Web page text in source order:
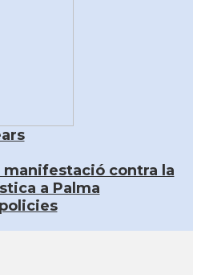
contra la
a Palma